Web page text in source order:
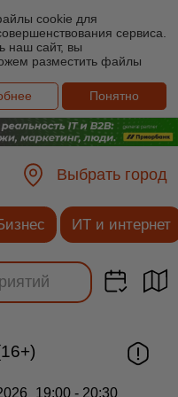
cookie для
сервиса.
наш сайт, вы
разместить файлы
Понятно
Выбрать город
ИТ и интернет
19:00 - 20:30